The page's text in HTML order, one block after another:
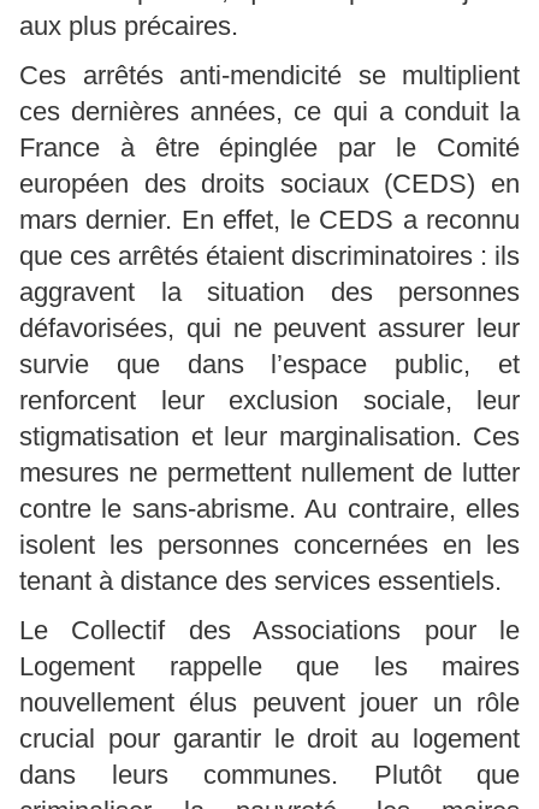
aux plus précaires.
Ces arrêtés anti-mendicité se multiplient
ces dernières années, ce qui a conduit la
France à être épinglée par le Comité
européen des droits sociaux (CEDS) en
mars dernier. En effet, le CEDS a reconnu
que ces arrêtés étaient discriminatoires : ils
aggravent la situation des personnes
défavorisées, qui ne peuvent assurer leur
survie que dans l’espace public, et
renforcent leur exclusion sociale, leur
stigmatisation et leur marginalisation. Ces
mesures ne permettent nullement de lutter
contre le sans-abrisme. Au contraire, elles
isolent les personnes concernées en les
tenant à distance des services essentiels.
Le Collectif des Associations pour le
Logement rappelle que les maires
nouvellement élus peuvent jouer un rôle
crucial pour garantir le droit au logement
dans leurs communes. Plutôt que